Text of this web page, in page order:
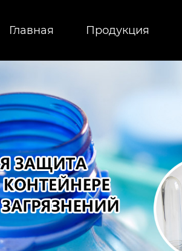
Главная Продукция